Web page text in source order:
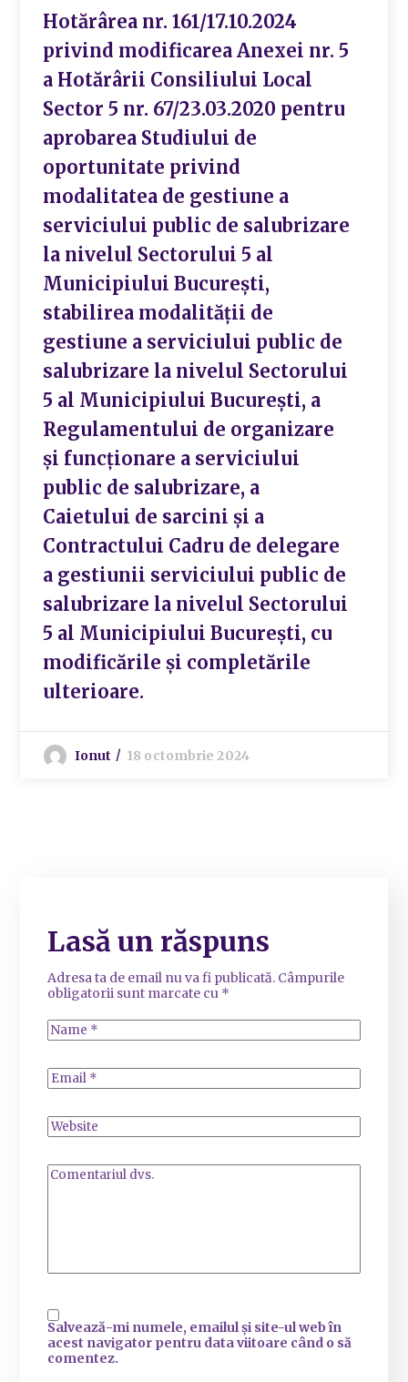
Hotărârea nr. 161/17.10.2024
privind modificarea Anexei nr. 5
a Hotărârii Consiliului Local
Sector 5 nr. 67/23.03.2020 pentru
aprobarea Studiului de
oportunitate privind
modalitatea de gestiune a
serviciului public de salubrizare
la nivelul Sectorului 5 al
Municipiului București,
stabilirea modalității de
gestiune a serviciului public de
salubrizare la nivelul Sectorului
5 al Municipiului București, a
Regulamentului de organizare
și funcționare a serviciului
public de salubrizare, a
Caietului de sarcini și a
Contractului Cadru de delegare
a gestiunii serviciului public de
salubrizare la nivelul Sectorului
5 al Municipiului București, cu
modificările și completările
ulterioare.
Ionut 18 octombrie 2024
Lasă un răspuns
Adresa ta de email nu va fi publicată. Câmpurile
obligatorii sunt marcate cu *
Salvează-mi numele, emailul și site-ul web în
acest navigator pentru data viitoare când o să
comentez.